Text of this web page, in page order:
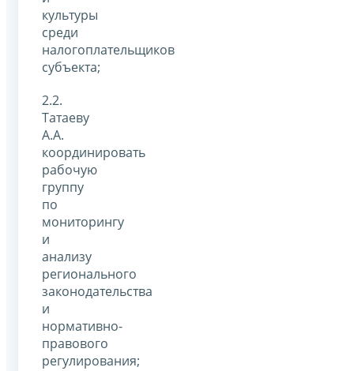
культуры
среди
налогоплательщиков
субъекта;
2.2.
Татаеву
А.А.
координировать
рабочую
группу
по
мониторингу
и
анализу
регионального
законодательства
и
нормативно-
правового
регулирования;